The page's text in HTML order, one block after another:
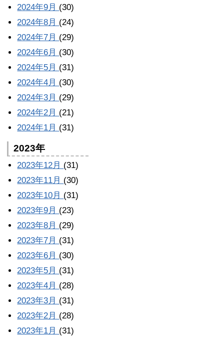
2024年9月 (30)
2024年8月 (24)
2024年7月 (29)
2024年6月 (30)
2024年5月 (31)
2024年4月 (30)
2024年3月 (29)
2024年2月 (21)
2024年1月 (31)
2023年
2023年12月 (31)
2023年11月 (30)
2023年10月 (31)
2023年9月 (23)
2023年8月 (29)
2023年7月 (31)
2023年6月 (30)
2023年5月 (31)
2023年4月 (28)
2023年3月 (31)
2023年2月 (28)
2023年1月 (31)